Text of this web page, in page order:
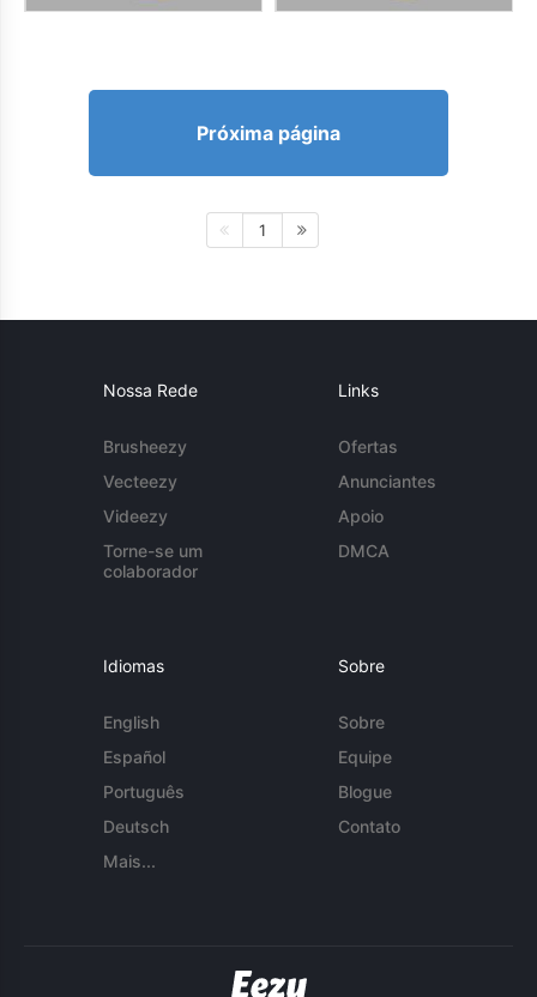
Próxima página
1
Nossa Rede
Brusheezy
Vecteezy
Videezy
Torne-se um
colaborador
Links
Ofertas
Anunciantes
Apoio
DMCA
Idiomas
English
Español
Português
Deutsch
Mais...
Sobre
Sobre
Equipe
Blogue
Contato